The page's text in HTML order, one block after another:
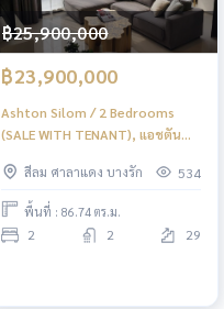
฿25,900,000
฿23,900,000
Ashton Silom / 2 Bedrooms
(SALE WITH TENANT), แอชตัน
DO320สีลม ศาลาแดง บางรัก 534
พื้นที่ : 86.74 ตร.ม.
2 2 29